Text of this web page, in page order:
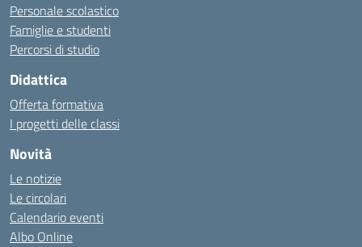
Personale scolastico
Famiglie e studenti
Percorsi di studio
Didattica
Offerta formativa
I progetti delle classi
Novità
Le notizie
Le circolari
Calendario eventi
Albo Online